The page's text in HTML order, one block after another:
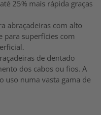
25% mais rápida graças
abraçadeiras com alto
para superfícies com
de dentado
dos cabos ou fios. A
uso numa vasta gama de